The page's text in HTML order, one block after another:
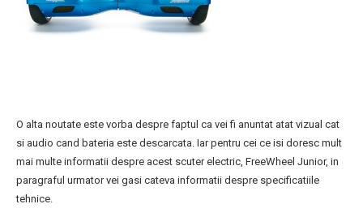
O alta noutate este vorba despre faptul ca vei fi anuntat atat vizual cat
si audio cand bateria este descarcata. Iar pentru cei ce isi doresc mult
mai multe informatii despre acest scuter electric, FreeWheel Junior, in
paragraful urmator vei gasi cateva informatii despre specificatiile
tehnice.